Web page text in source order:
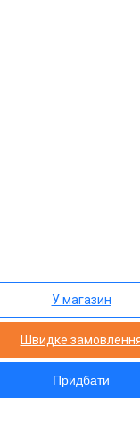
У магазин
Швидке
Придбати